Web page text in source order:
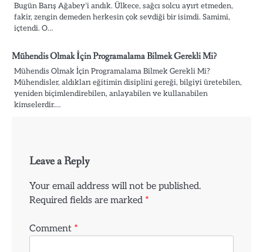
Bugün Barış Ağabey’i andık. Ülkece, sağcı solcu ayırt etmeden,
fakir, zengin demeden herkesin çok sevdiği bir isimdi. Samimi,
içtendi. O…
Mühendis Olmak İçin Programalama Bilmek Gerekli Mi?
Mühendis Olmak İçin Programalama Bilmek Gerekli Mi?
Mühendisler, aldıkları eğitimin disiplini gereği, bilgiyi üretebilen,
yeniden biçimlendirebilen, anlayabilen ve kullanabilen
kimselerdir.…
Leave a Reply
Your email address will not be published.
Required fields are marked *
Comment *